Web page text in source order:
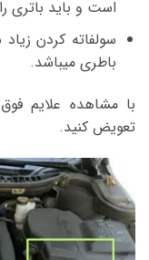
است و باید باتری
سولفاته کردن
باطری میباشد.
با مشاهده علایم
تعویض کنید.